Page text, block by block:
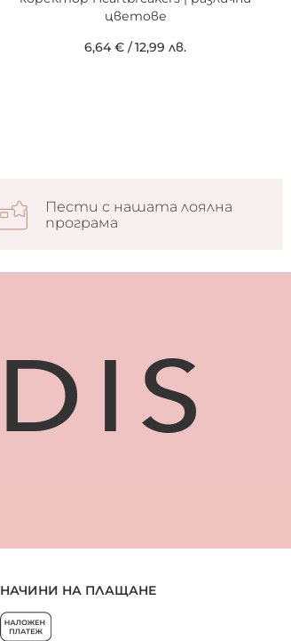
цветове
6,64 € /12,99 лв.
Пести с нашата лоялна
програма
НАЧИНИ НА ПЛАЩАНЕ